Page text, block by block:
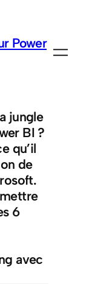
Power
jungle
BI ?
qu’il
de
6
avec